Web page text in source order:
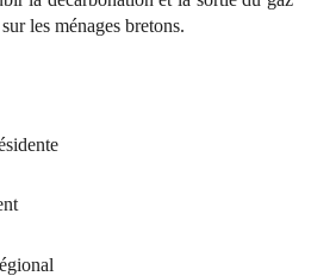
les ménages bretons.